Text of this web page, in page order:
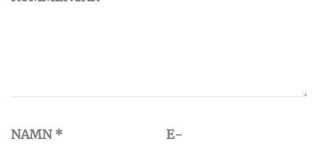
NAMN*
E-